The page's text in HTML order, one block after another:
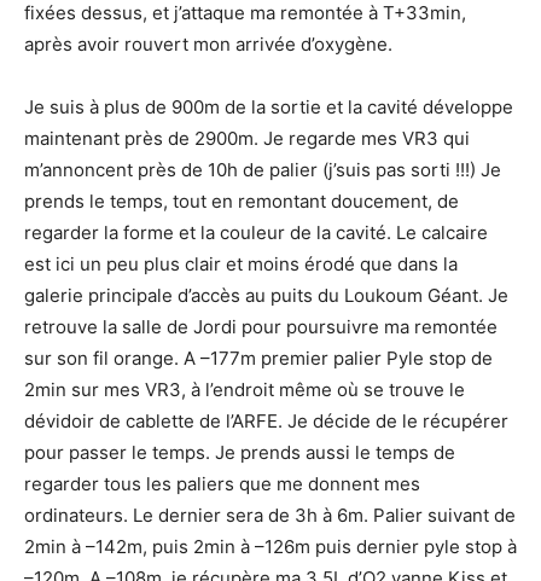
fixées dessus, et j’attaque ma remontée à T+33min,
après avoir rouvert mon arrivée d’oxygène.
Je suis à plus de 900m de la sortie et la cavité développe
maintenant près de 2900m. Je regarde mes VR3 qui
m’annoncent près de 10h de palier (j’suis pas sorti !!!) Je
prends le temps, tout en remontant doucement, de
regarder la forme et la couleur de la cavité. Le calcaire
est ici un peu plus clair et moins érodé que dans la
galerie principale d’accès au puits du Loukoum Géant. Je
retrouve la salle de Jordi pour poursuivre ma remontée
sur son fil orange. A –177m premier palier Pyle stop de
2min sur mes VR3, à l’endroit même où se trouve le
dévidoir de cablette de l’ARFE. Je décide de le récupérer
pour passer le temps. Je prends aussi le temps de
regarder tous les paliers que me donnent mes
ordinateurs. Le dernier sera de 3h à 6m. Palier suivant de
2min à –142m, puis 2min à –126m puis dernier pyle stop à